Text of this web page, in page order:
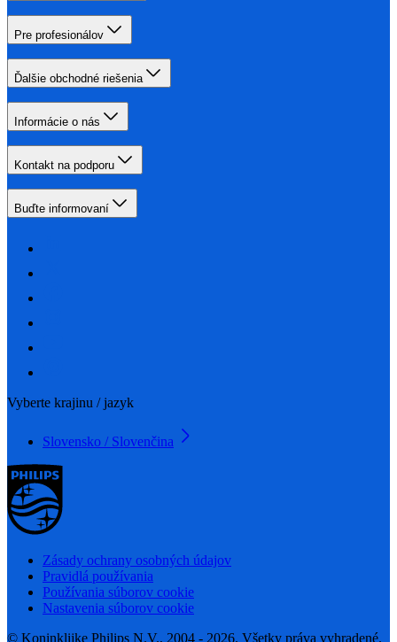
Pre profesionálov
Ďalšie obchodné riešenia
Informácie o nás
Kontakt na podporu
Buďte informovaní
Vyberte krajinu / jazyk
Slovensko / Slovenčina
Zásady ochrany osobných údajov
Pravidlá používania
Používania súborov cookie
Nastavenia súborov cookie
© Koninklijke Philips N.V., 2004 - 2026. Všetky práva vyhradené.